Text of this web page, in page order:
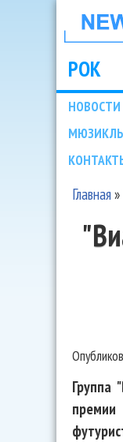
ШОУ
РОК
НОВОСТИ
Главная»
Группа